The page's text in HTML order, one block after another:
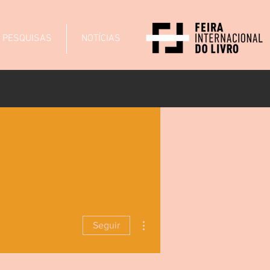
PESQUISAS NOTÍCIAS
Seguir